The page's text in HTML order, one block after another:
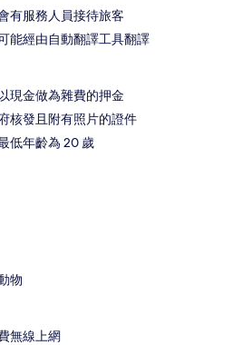
有服務人員接待旅客
能經由自動翻譯工具翻譯
現金做為雜費的押金
核發且附有照片的證件
低年齡為 20 歲
物
無線上網